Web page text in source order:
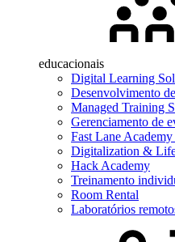
educacionais
Digital Learning
Desenvolvimento
Managed Training
Gerenciamento de
Fast Lane
Digitalization &
Hack Academy
Treinamento
Room Rental
Laboratórios